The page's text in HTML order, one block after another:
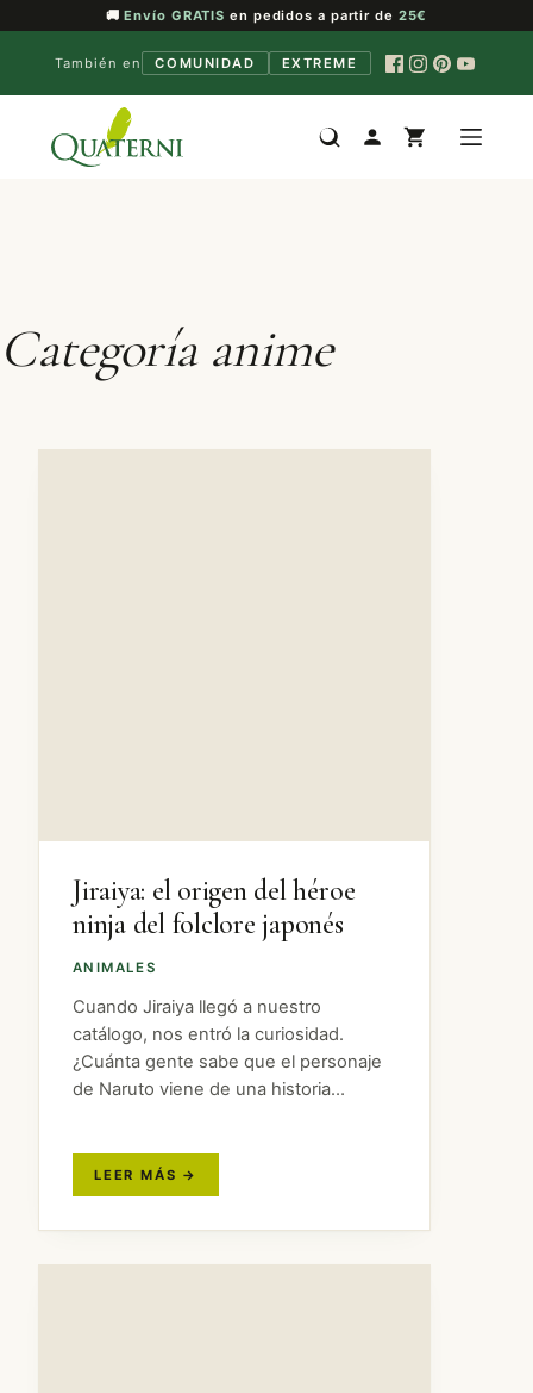
🚚Envío GRATIS en pedidos a partir de 25€
También en COMUNIDAD EXTREME
contenido
Categoríaanime
ANIMALES
Jiraiya: el origen del héroe
ninja del folclore japonés
Cuando Jiraiya llegó a nuestro
catálogo, nos entró la curiosidad.
¿Cuánta gente sabe que el personaje
de Naruto viene de una historia
va un repaso a los…